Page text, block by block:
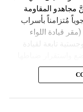
مجاهدو المقاومة
19-8-2024 هجوماً جوياً مُتزامناً بأسراب
قيادة اللواء
تابعة لقيادة
عدداً من القتلى